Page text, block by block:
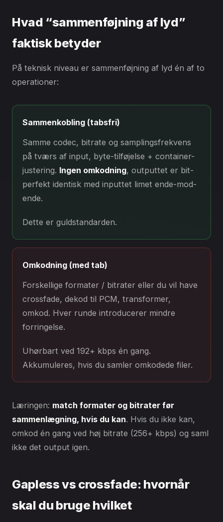
Hvad “sammenføjning af lyd”
faktisk betyder
På teknisk niveau er sammenføjning af lyd én af to
operationer:
Sammenkobling (tabsfri)
Samme codec, bitrate og samplingsfrekvens
på tværs af input, byte-tilføjelse + container-
justering. Ingen omkodning, outputtet er bit-
perfekt identisk med inputtet limet ende-mod-
ende.
Dette er guldstandarden.
Omkodning (med tab)
Forskellige formater / bitrater eller du vil have
crossfade, dekod til PCM, transformer,
omkod. Hver runde introducerer mindre
forringelse.
Uhørbart ved 192+ kbps én gang.
Akkumuleres, hvis du samler omkodede filer.
Læringen: match formater og bitrater før
sammenlægning, hvis du kan. Hvis du ikke kan,
omkod én gang ved høj bitrate (256+ kbps) og saml
ikke det output igen.
Gapless vs crossfade: hvornår
skal du bruge hvilket